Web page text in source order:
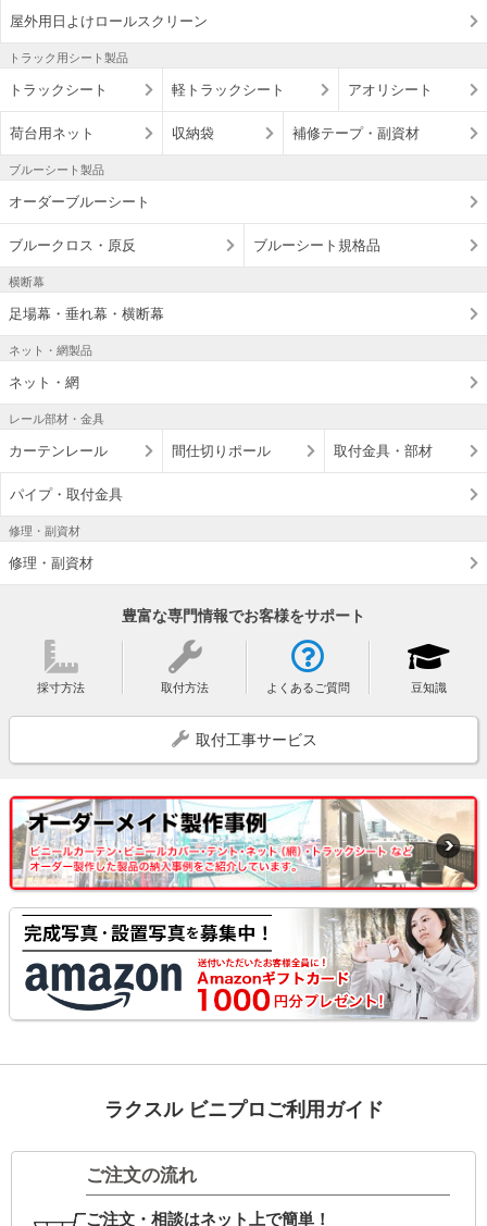
屋外用日よけロールスクリーン
トラック用シート製品
トラックシート 軽トラックシート アオリシート
荷台用ネット 収納袋 補修テープ・副資材
ブルーシート製品
オーダーブルーシート
ブルークロス・原反 ブルーシート規格品
横断幕
足場幕・垂れ幕・横断幕
ネット・網製品
ネット・網
レール部材・金具
カーテンレール 間仕切りポール 取付金具・部材
パイプ・取付金具
修理・副資材
修理・副資材
豊富な専門情報でお客様をサポート
採寸方法 取付方法 よくあるご質問 豆知識
取付工事サービス
ラクスル ビニプロご利用ガイド
ご注文の流れ
ご注文・相談はネット上で簡単！